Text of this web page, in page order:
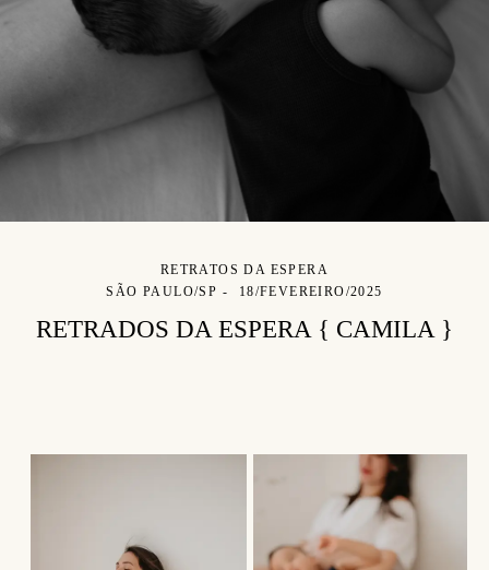
RETRATOS DA ESPERA
SÃO PAULO/SP
18/FEVEREIRO/2025
RETRADOS DA ESPERA { CAMILA }